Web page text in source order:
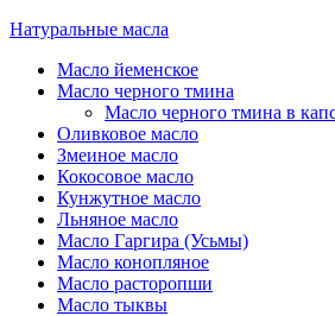
Натуральные масла
Масло йеменское
Масло черного тмина
Масло черного тмина в
Оливковое масло
Змеиное масло
Кокосовое масло
Кунжутное масло
Льняное масло
Масло Гаргира (Усьмы)
Масло конопляное
Масло расторопши
Масло тыквы